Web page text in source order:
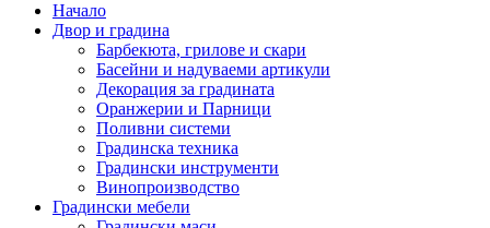
Начало
Двор и градина
Барбекюта, грилове и скари
Басейни и надуваеми артикули
Декорация за градината
Оранжерии и Парници
Поливни системи
Градинска техника
Градински инструменти
Винопроизводство
Градински мебели